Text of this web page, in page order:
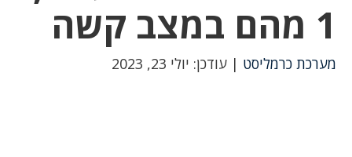
1 מהם במצב קשה
מערכת כרמליסט | עודכן: יולי 23, 2023